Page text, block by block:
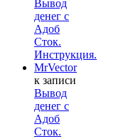
Вывод
денег с
Адоб
Сток.
Инструкция.
MrVector
к записи
Вывод
денег с
Адоб
Сток.